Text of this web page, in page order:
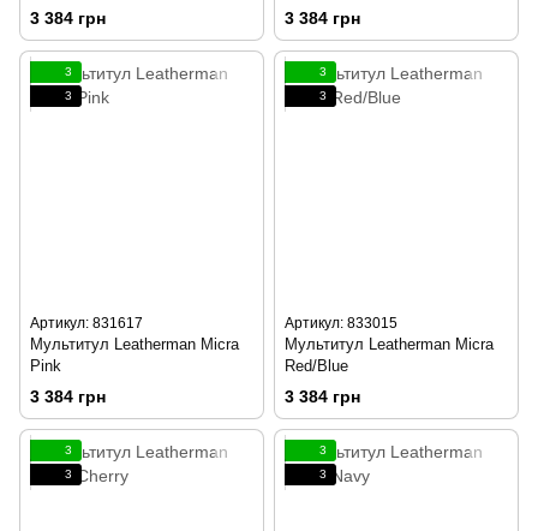
3 384 грн 3 384 грн
3
3
Артикул: 831617
Мультитул Leatherman Micra
Pink
3 384 грн
3
3
Артикул: 833015
Мультитул Leatherman Micra
Red/Blue
3 384 грн
3
3
3
3